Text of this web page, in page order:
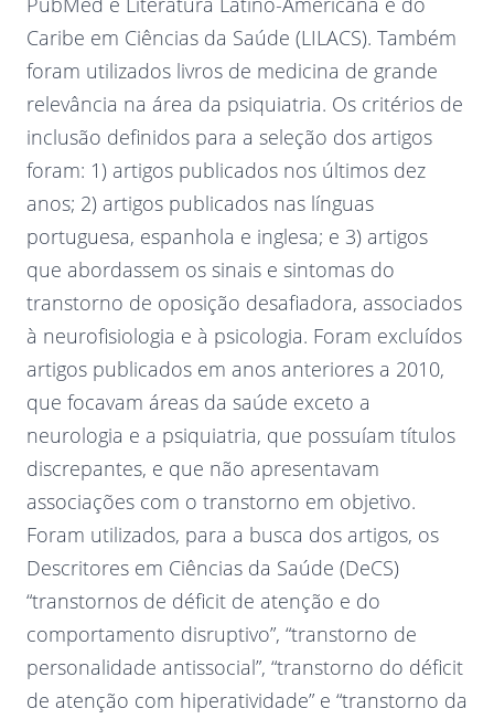
Caribe em Ciências da Saúde (LILACS). Também
foram utilizados livros de medicina de grande
relevância na área da psiquiatria. Os critérios de
inclusão definidos para a seleção dos artigos
foram: 1) artigos publicados nos últimos dez
anos; 2) artigos publicados nas línguas
portuguesa, espanhola e inglesa; e 3) artigos
que abordassem os sinais e sintomas do
transtorno de oposição desafiadora, associados
à neurofisiologia e à psicologia. Foram excluídos
artigos publicados em anos anteriores a 2010,
que focavam áreas da saúde exceto a
neurologia e a psiquiatria, que possuíam títulos
discrepantes, e que não apresentavam
associações com o transtorno em objetivo.
Foram utilizados, para a busca dos artigos, os
Descritores em Ciências da Saúde (DeCS)
“transtornos de déficit de atenção e do
comportamento disruptivo”, “transtorno de
personalidade antissocial”, “transtorno do déficit
de atenção com hiperatividade” e “transtorno da